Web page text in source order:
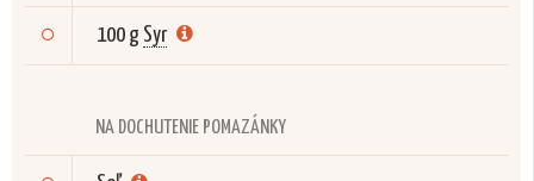
100 g Syr
NA DOCHUTENIE POMAZÁNKY